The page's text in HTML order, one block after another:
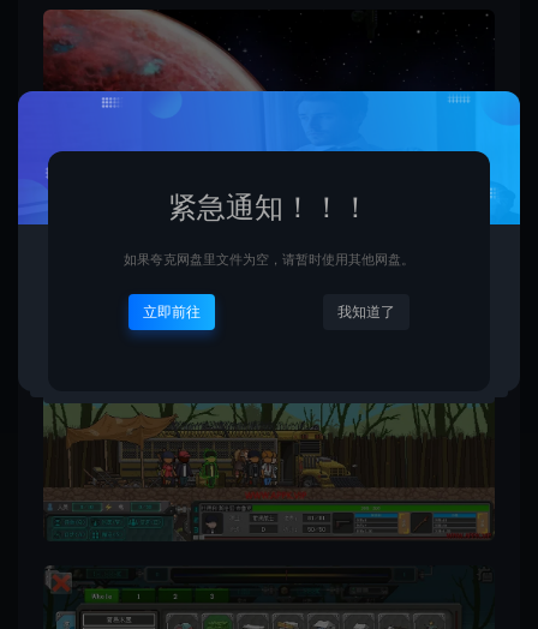
紧急通知！！！
如果夸克网盘里文件为空，请暂时使用其他网盘。
立即前往 我知道了